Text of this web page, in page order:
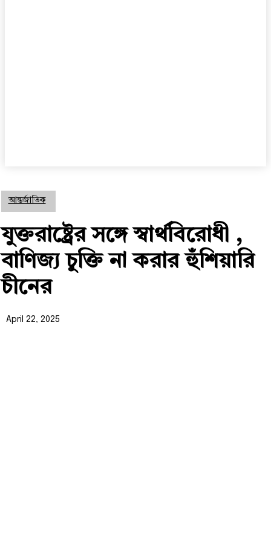
আন্তর্জাতিক
যুক্তরাষ্ট্রের সঙ্গে স্বার্থবিরোধী ,
বাণিজ্য চুক্তি না করার হুঁশিয়ারি
চীনের
April 22, 2025